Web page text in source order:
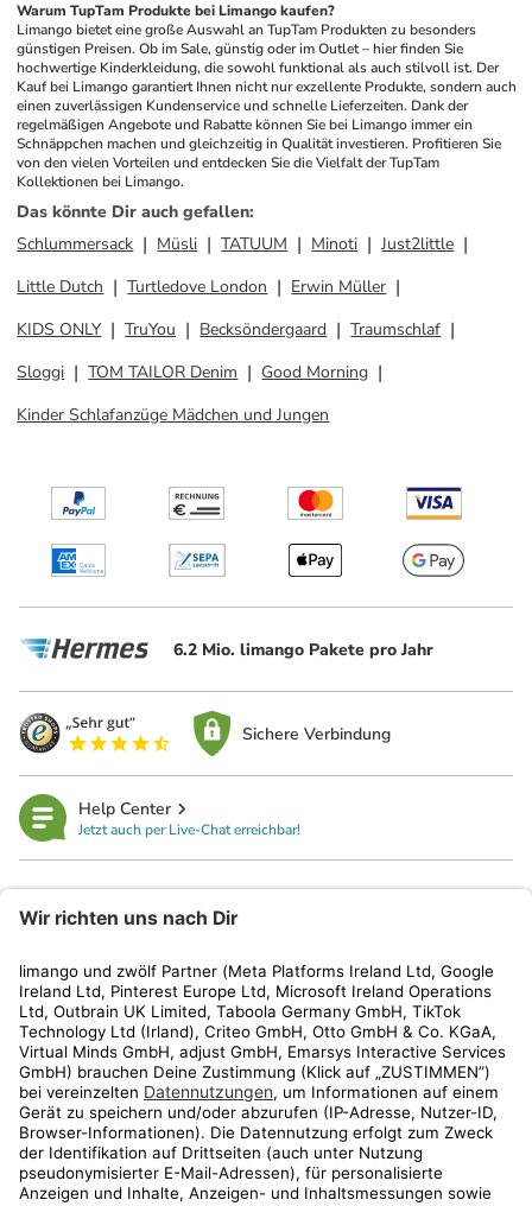
Warum TupTam Produkte bei Limango kaufen?
Limango bietet eine große Auswahl an TupTam Produkten zu besonders
günstigen Preisen. Ob im Sale, günstig oder im Outlet – hier finden Sie
hochwertige Kinderkleidung, die sowohl funktional als auch stilvoll ist. Der
Kauf bei Limango garantiert Ihnen nicht nur exzellente Produkte, sondern auch
einen zuverlässigen Kundenservice und schnelle Lieferzeiten. Dank der
regelmäßigen Angebote und Rabatte können Sie bei Limango immer ein
Schnäppchen machen und gleichzeitig in Qualität investieren. Profitieren Sie
von den vielen Vorteilen und entdecken Sie die Vielfalt der TupTam
Kollektionen bei Limango.
Das könnte Dir auch gefallen:
Schlummersack
Müsli TATUUM Minoti
Just2little
Little Dutch
Turtledove London
Erwin Müller
KIDS ONLY
TruYou Becksöndergaard
Traumschlaf
Sloggi
TOM TAILOR Denim
Good Morning
Kinder Schlafanzüge Mädchen und Jungen
6.2 Mio. limango Pakete pro Jahr
Sichere Verbindung
Help Center
Jetzt auch per Live-Chat erreichbar!
Kundenservice
Shop
Aktionen
Travel